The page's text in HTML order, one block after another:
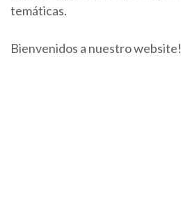
temáticas.
Bienvenidos a nuestro website!